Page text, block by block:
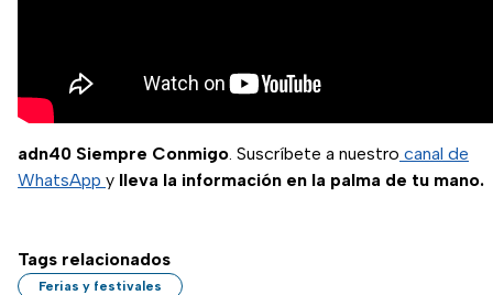
adn40 Siempre Conmigo . Suscríbete a nuestro canal de
WhatsApp y lleva la información en la palma de tu mano.
Tags relacionados
Ferias y festivales